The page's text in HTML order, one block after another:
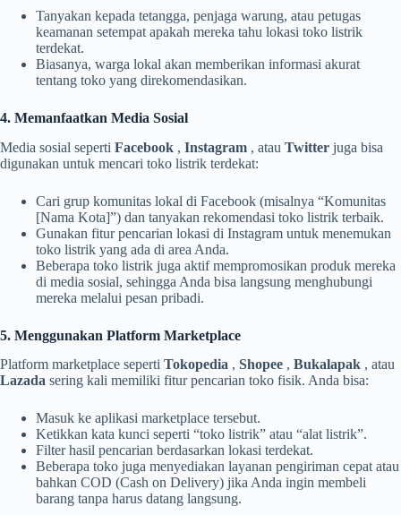
Tanyakan kepada tetangga, penjaga warung, atau petugas
keamanan setempat apakah mereka tahu lokasi toko listrik
terdekat.
Biasanya, warga lokal akan memberikan informasi akurat
tentang toko yang direkomendasikan.
4. Memanfaatkan Media Sosial
Media sosial seperti Facebook , Instagram , atau Twitter juga bisa
digunakan untuk mencari toko listrik terdekat:
Cari grup komunitas lokal di Facebook (misalnya “Komunitas
[Nama Kota]”) dan tanyakan rekomendasi toko listrik terbaik.
Gunakan fitur pencarian lokasi di Instagram untuk menemukan
toko listrik yang ada di area Anda.
Beberapa toko listrik juga aktif mempromosikan produk mereka
di media sosial, sehingga Anda bisa langsung menghubungi
mereka melalui pesan pribadi.
5. Menggunakan Platform Marketplace
Platform marketplace seperti Tokopedia , Shopee , Bukalapak , atau
Lazada sering kali memiliki fitur pencarian toko fisik. Anda bisa:
Masuk ke aplikasi marketplace tersebut.
Ketikkan kata kunci seperti “toko listrik” atau “alat listrik”.
Filter hasil pencarian berdasarkan lokasi terdekat.
Beberapa toko juga menyediakan layanan pengiriman cepat atau
bahkan COD (Cash on Delivery) jika Anda ingin membeli
barang tanpa harus datang langsung.